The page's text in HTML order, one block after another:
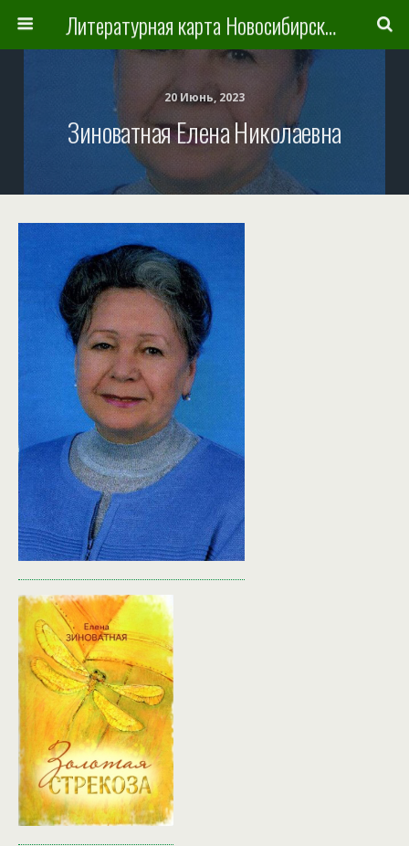
Литературная карта Новосибирска и Новосибирской области
20 Июнь, 2023
Зиноватная Елена Николаевна